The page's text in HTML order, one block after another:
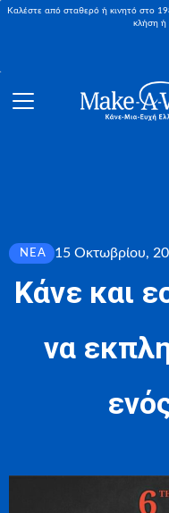
Καλέστε από σταθερό ή κινητό στο
κλήση ή
ΝΈΑ 15 Οκτωβρίου,
Κάνε και
να